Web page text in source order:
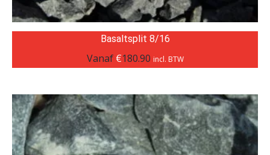
Basaltsplit 8/16
Vanaf €180.90 incl. BTW